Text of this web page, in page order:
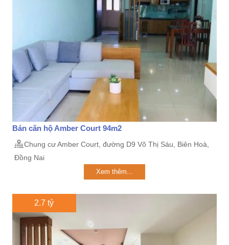
Bán căn hộ Amber Court 94m2
Chung cư Amber Court, đường D9 Võ Thị Sáu, Biên Hoà,
Đồng Nai
Xem thêm...
2.7 tỷ